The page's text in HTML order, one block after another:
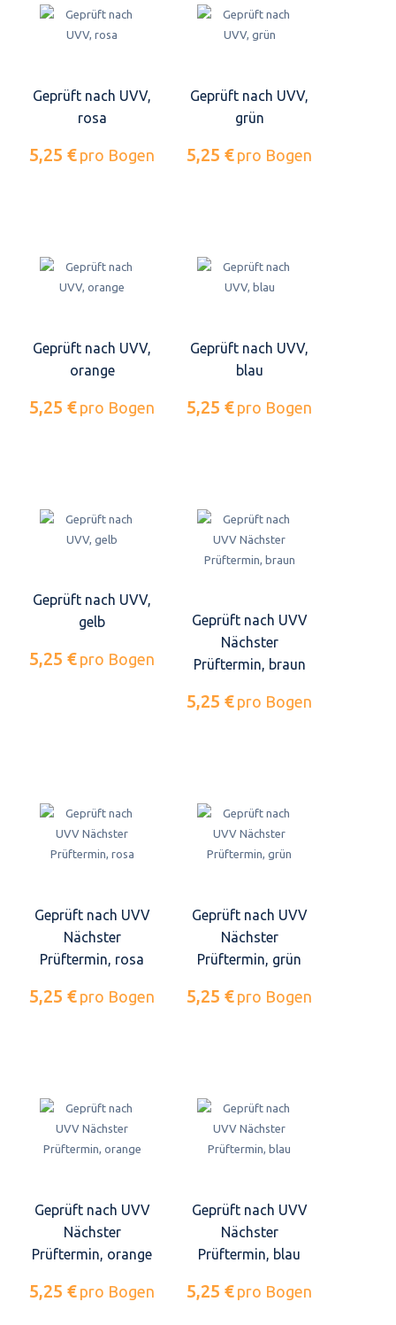
Geprüft nach UVV,
rosa
5,25 € pro Bogen
Geprüft nach UVV,
grün
5,25 € pro Bogen
Geprüft nach UVV,
orange
5,25 € pro Bogen
Geprüft nach UVV,
blau
5,25 € pro Bogen
Geprüft nach UVV,
gelb
5,25 € pro Bogen
Geprüft nach UVV
Nächster
Prüftermin, braun
5,25 € pro Bogen
Geprüft nach UVV
Nächster
Prüftermin, rosa
5,25 € pro Bogen
Geprüft nach UVV
Nächster
Prüftermin, grün
5,25 € pro Bogen
Geprüft nach UVV
Nächster
Prüftermin, orange
5,25 € pro Bogen
Geprüft nach UVV
Nächster
Prüftermin, blau
5,25 € pro Bogen